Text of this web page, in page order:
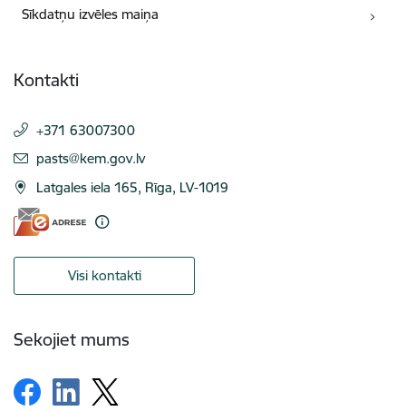
Sīkdatņu izvēles maiņa
Kontakti
+371 63007300
E-pasts:
pasts@kem.gov.lv
Latgales iela 165, Rīga, LV-1019
Visi kontakti
Sekojiet mums